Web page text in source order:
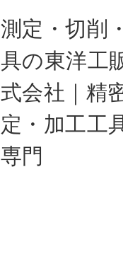
測定・切削
具の東洋工
式会社｜精
定・加工工
専門